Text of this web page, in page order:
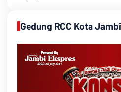
Gedung RCC Kota Jambi